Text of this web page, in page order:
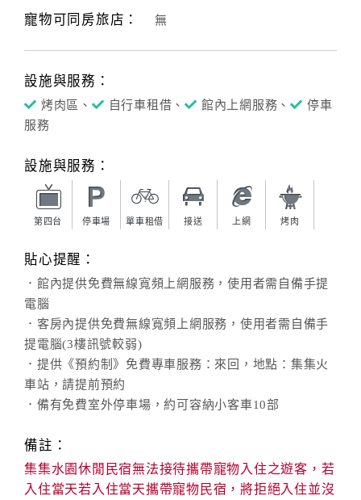
寵物可同房旅店： 無
設施與服務：
烤肉區、 自行車租借、 館內上網服務、
停車
服務
設施與服務：
第四台 停車場 單車租借 接送 上網 烤肉
貼心提醒：
．館內提供免費無線寬頻上網服務，使用者需自備手提
電腦
．客房內提供免費無線寬頻上網服務，使用者需自備手
提電腦(3樓訊號較弱)
．提供《預約制》免費專車服務：來回，地點：集集火
車站，請提前預約
．備有免費室外停車場，約可容納小客車10部
備註：
集集水園休閒民宿無法接待攜帶寵物入住之遊客，若
入住當天若入住當天攜帶寵物民宿，將拒絕入住並沒